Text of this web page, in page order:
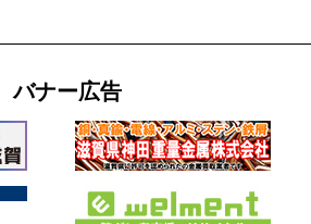
バナー広告